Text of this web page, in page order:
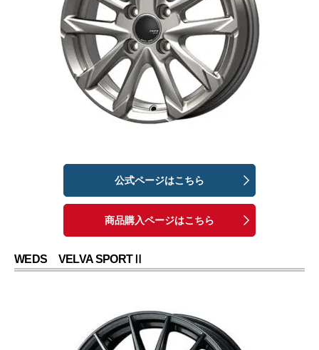
公式ページはこちら
商品購入ページはこちら
WEDS VELVA SPORTⅡ